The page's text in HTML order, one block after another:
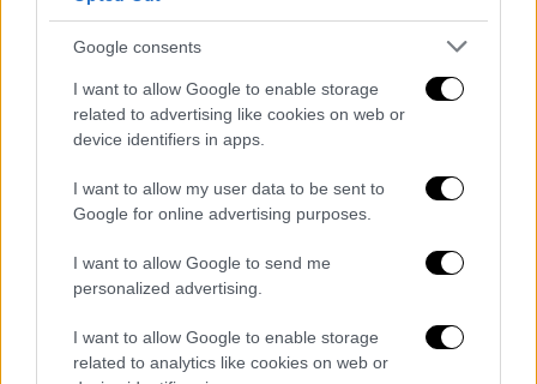
Google consents
I want to allow Google to enable storage
related to advertising like cookies on web or
device identifiers in apps.
I want to allow my user data to be sent to
Google for online advertising purposes.
I want to allow Google to send me
personalized advertising.
I want to allow Google to enable storage
related to analytics like cookies on web or
πυρομαχικά τα οποία δεν εξεράγγησαν».
video